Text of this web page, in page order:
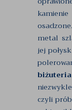
metal
jej
czyli